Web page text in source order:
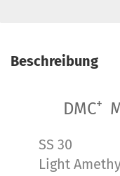
Beschreibung
DMC+
SS 30
Light